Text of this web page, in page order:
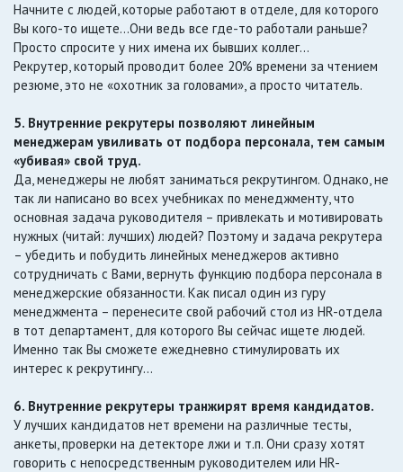
Начните с людей, которые работают в отделе, для которого
Вы кого-то ищете…Они ведь все где-то работали раньше?
Просто спросите у них имена их бывших коллег…
Рекрутер, который проводит более 20% времени за чтением
резюме, это не «охотник за головами», а просто читатель.
5. Внутренние рекрутеры позволяют линейным
менеджерам увиливать от подбора персонала, тем самым
«убивая» свой труд.
Да, менеджеры не любят заниматься рекрутингом. Однако, не
так ли написано во всех учебниках по менеджменту, что
основная задача руководителя – привлекать и мотивировать
нужных (читай: лучших) людей? Поэтому и задача рекрутера
– убедить и побудить линейных менеджеров активно
сотрудничать с Вами, вернуть функцию подбора персонала в
менеджерские обязанности. Как писал один из гуру
менеджмента – перенесите свой рабочий стол из HR-отдела
в тот департамент, для которого Вы сейчас ищете людей.
Именно так Вы сможете ежедневно стимулировать их
интерес к рекрутингу…
6. Внутренние рекрутеры транжирят время кандидатов.
У лучших кандидатов нет времени на различные тесты,
анкеты, проверки на детекторе лжи и т.п. Они сразу хотят
говорить с непосредственным руководителем или HR-